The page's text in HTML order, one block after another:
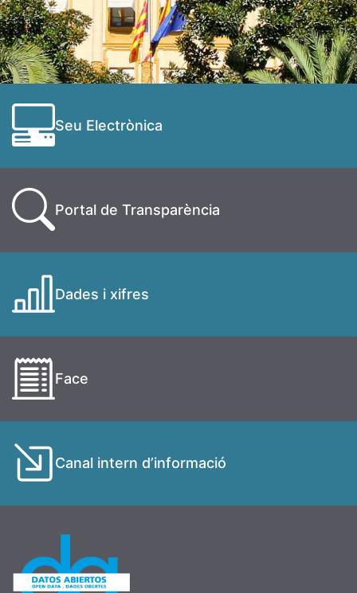
Seu Electrònica
Portal de Transparència
Dades i xifres
Face
Canal intern d’informació